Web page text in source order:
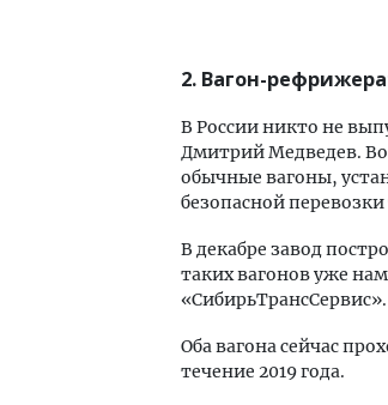
2. Вагон-
В России никто не
Дмитрий Медведев. Во
обычные вагоны,
безопасной
В декабре завод
таких вагонов уже
Оба вагона сейчас
течение 2019 года.